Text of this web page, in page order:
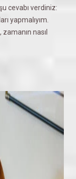
cevabı verdiniz:
yapmalıyım.
nasıl